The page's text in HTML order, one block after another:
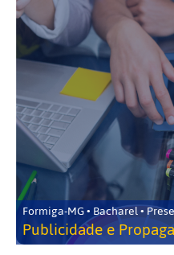
Formiga-MG • Bacharel •
Publicidade e